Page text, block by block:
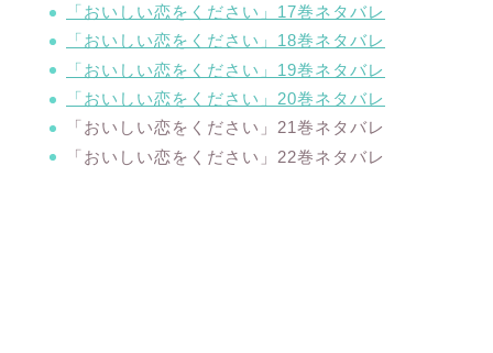
「おいしい恋をください」17巻ネタバレ
「おいしい恋をください」18巻ネタバレ
「おいしい恋をください」19巻ネタバレ
「おいしい恋をください」20巻ネタバレ
「おいしい恋をください」21巻ネタバレ
「おいしい恋をください」22巻ネタバレ